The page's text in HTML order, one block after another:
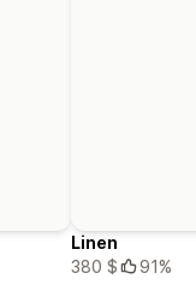
Linen
380 $
91%